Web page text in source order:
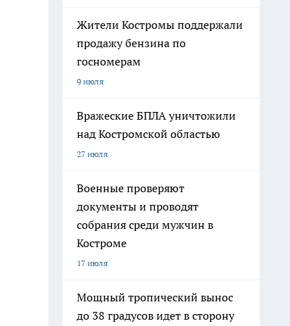
Жители Костромы поддержали
продажу бензина по
госномерам
9 июля
Вражеские БПЛА уничтожили
над Костромской областью
27 июля
Военные проверяют
документы и проводят
собрания среди мужчин в
Костроме
17 июля
Мощный тропический вынос
до 38 градусов идет в сторону